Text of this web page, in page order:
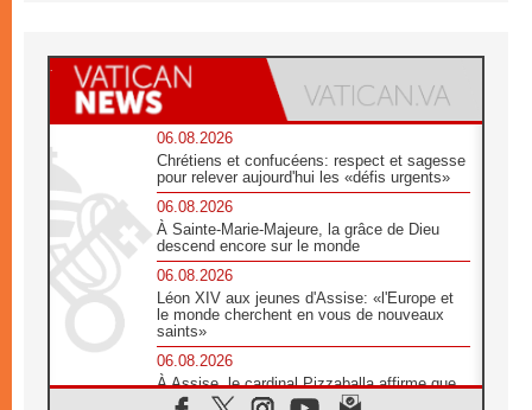
06.08.2026
Chrétiens et confucéens: respect et sagesse
pour relever aujourd'hui les «défis urgents»
06.08.2026
À Sainte-Marie-Majeure, la grâce de Dieu
descend encore sur le monde
06.08.2026
Léon XIV aux jeunes d'Assise: «l'Europe et
le monde cherchent en vous de nouveaux
saints»
06.08.2026
À Assise, le cardinal Pizzaballa affirme que
«les chrétiens veulent la paix»